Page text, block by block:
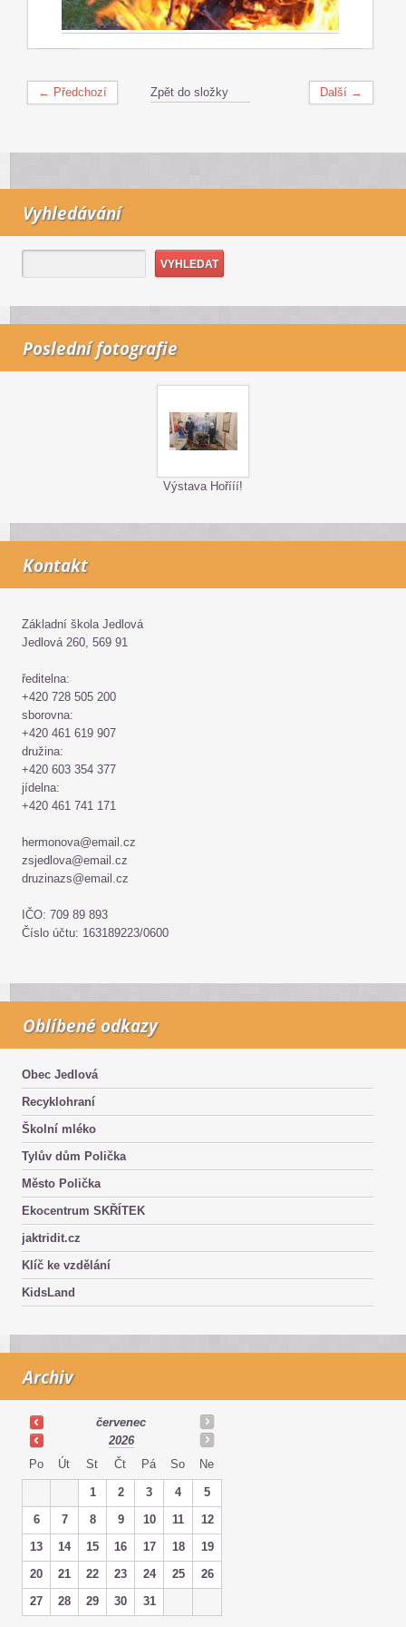
← Předchozí Další →
Zpět do složky
Vyhledávání
Poslední fotografie
Výstava Hořííí!
Kontakt
Základní škola Jedlová
Jedlová 260, 569 91
ředitelna:
+420 728 505 200
sborovna:
+420 461 619 907
družina:
+420 603 354 377
jídelna:
+420 461 741 171
hermonova@email.cz
zsjedlova@email.cz
druzinazs@email.cz
IČO: 709 89 893
Číslo účtu: 163189223/0600
Oblíbené odkazy
Obec Jedlová
Recyklohraní
Školní mléko
Tylův dům Polička
Město Polička
Ekocentrum SKŘÍTEK
jaktridit.cz
Klíč ke vzdělání
KidsLand
Archiv
červenec
2026
Po
Út St Čt Pá So Ne
1 2 3 4
5
6
7 8 9 10 11
12
13
14 15 16 17 18
19
20
21 22 23 24 25
26
27
28 29 30 31